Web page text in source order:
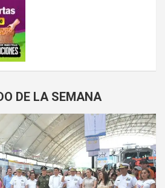
DE LA SEMANA